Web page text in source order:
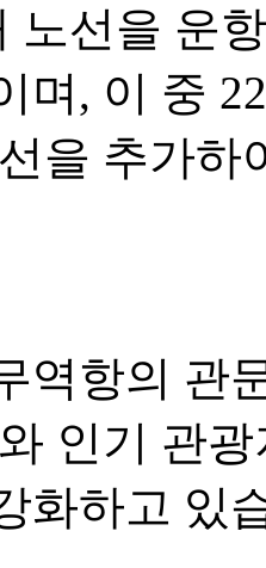
노선을 운
며, 이 중
을 추가하
역항의 관
인기 관
화하고 있